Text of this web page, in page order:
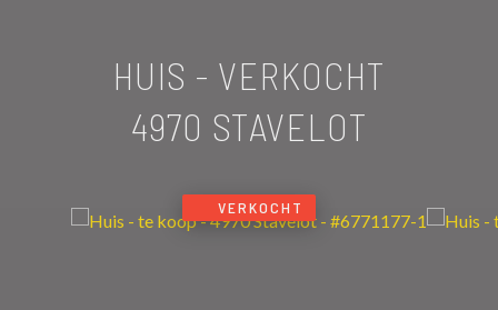
HUIS - VERKOCHT
4970 STAVELOT
VERKOCHT